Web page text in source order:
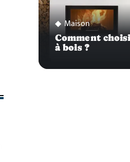
Maison
Comment
à bois ?